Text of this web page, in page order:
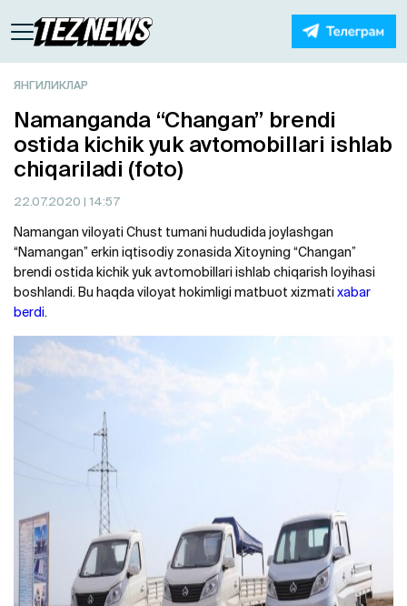
ЯНГИЛИКЛАР
Namanganda “Changan” brendi
ostida kichik yuk avtomobillari ishlab
chiqariladi (foto)
22.07.2020 | 14:57
Namangan viloyati Chust tumani hududida joylashgan
“Namangan” erkin iqtisodiy zonasida Xitoyning “Changan”
brendi ostida kichik yuk avtomobillari ishlab chiqarish loyihasi
boshlandi. Bu haqda viloyat hokimligi matbuot xizmati xabar
berdi.